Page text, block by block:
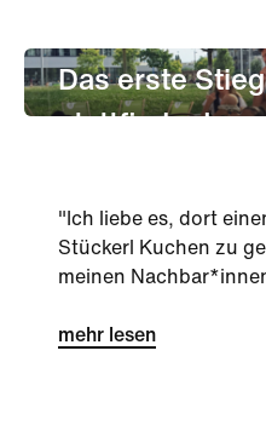
Das erste
stattfinden!
"Ich liebe es, dort
Stückerl Kuchen zu
meinen
mehr lesen